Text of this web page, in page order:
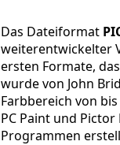
Das Dateiformat
weiterentwickelter
ersten Formate,
wurde von John
Farbbereich von
PC Paint und
Programmen